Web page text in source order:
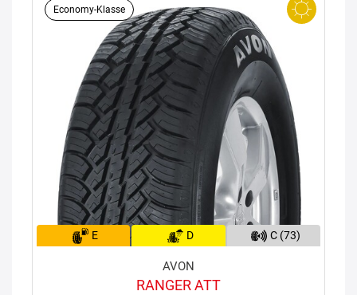
Economy-Klasse
E D C (73)
AVON
RANGER ATT